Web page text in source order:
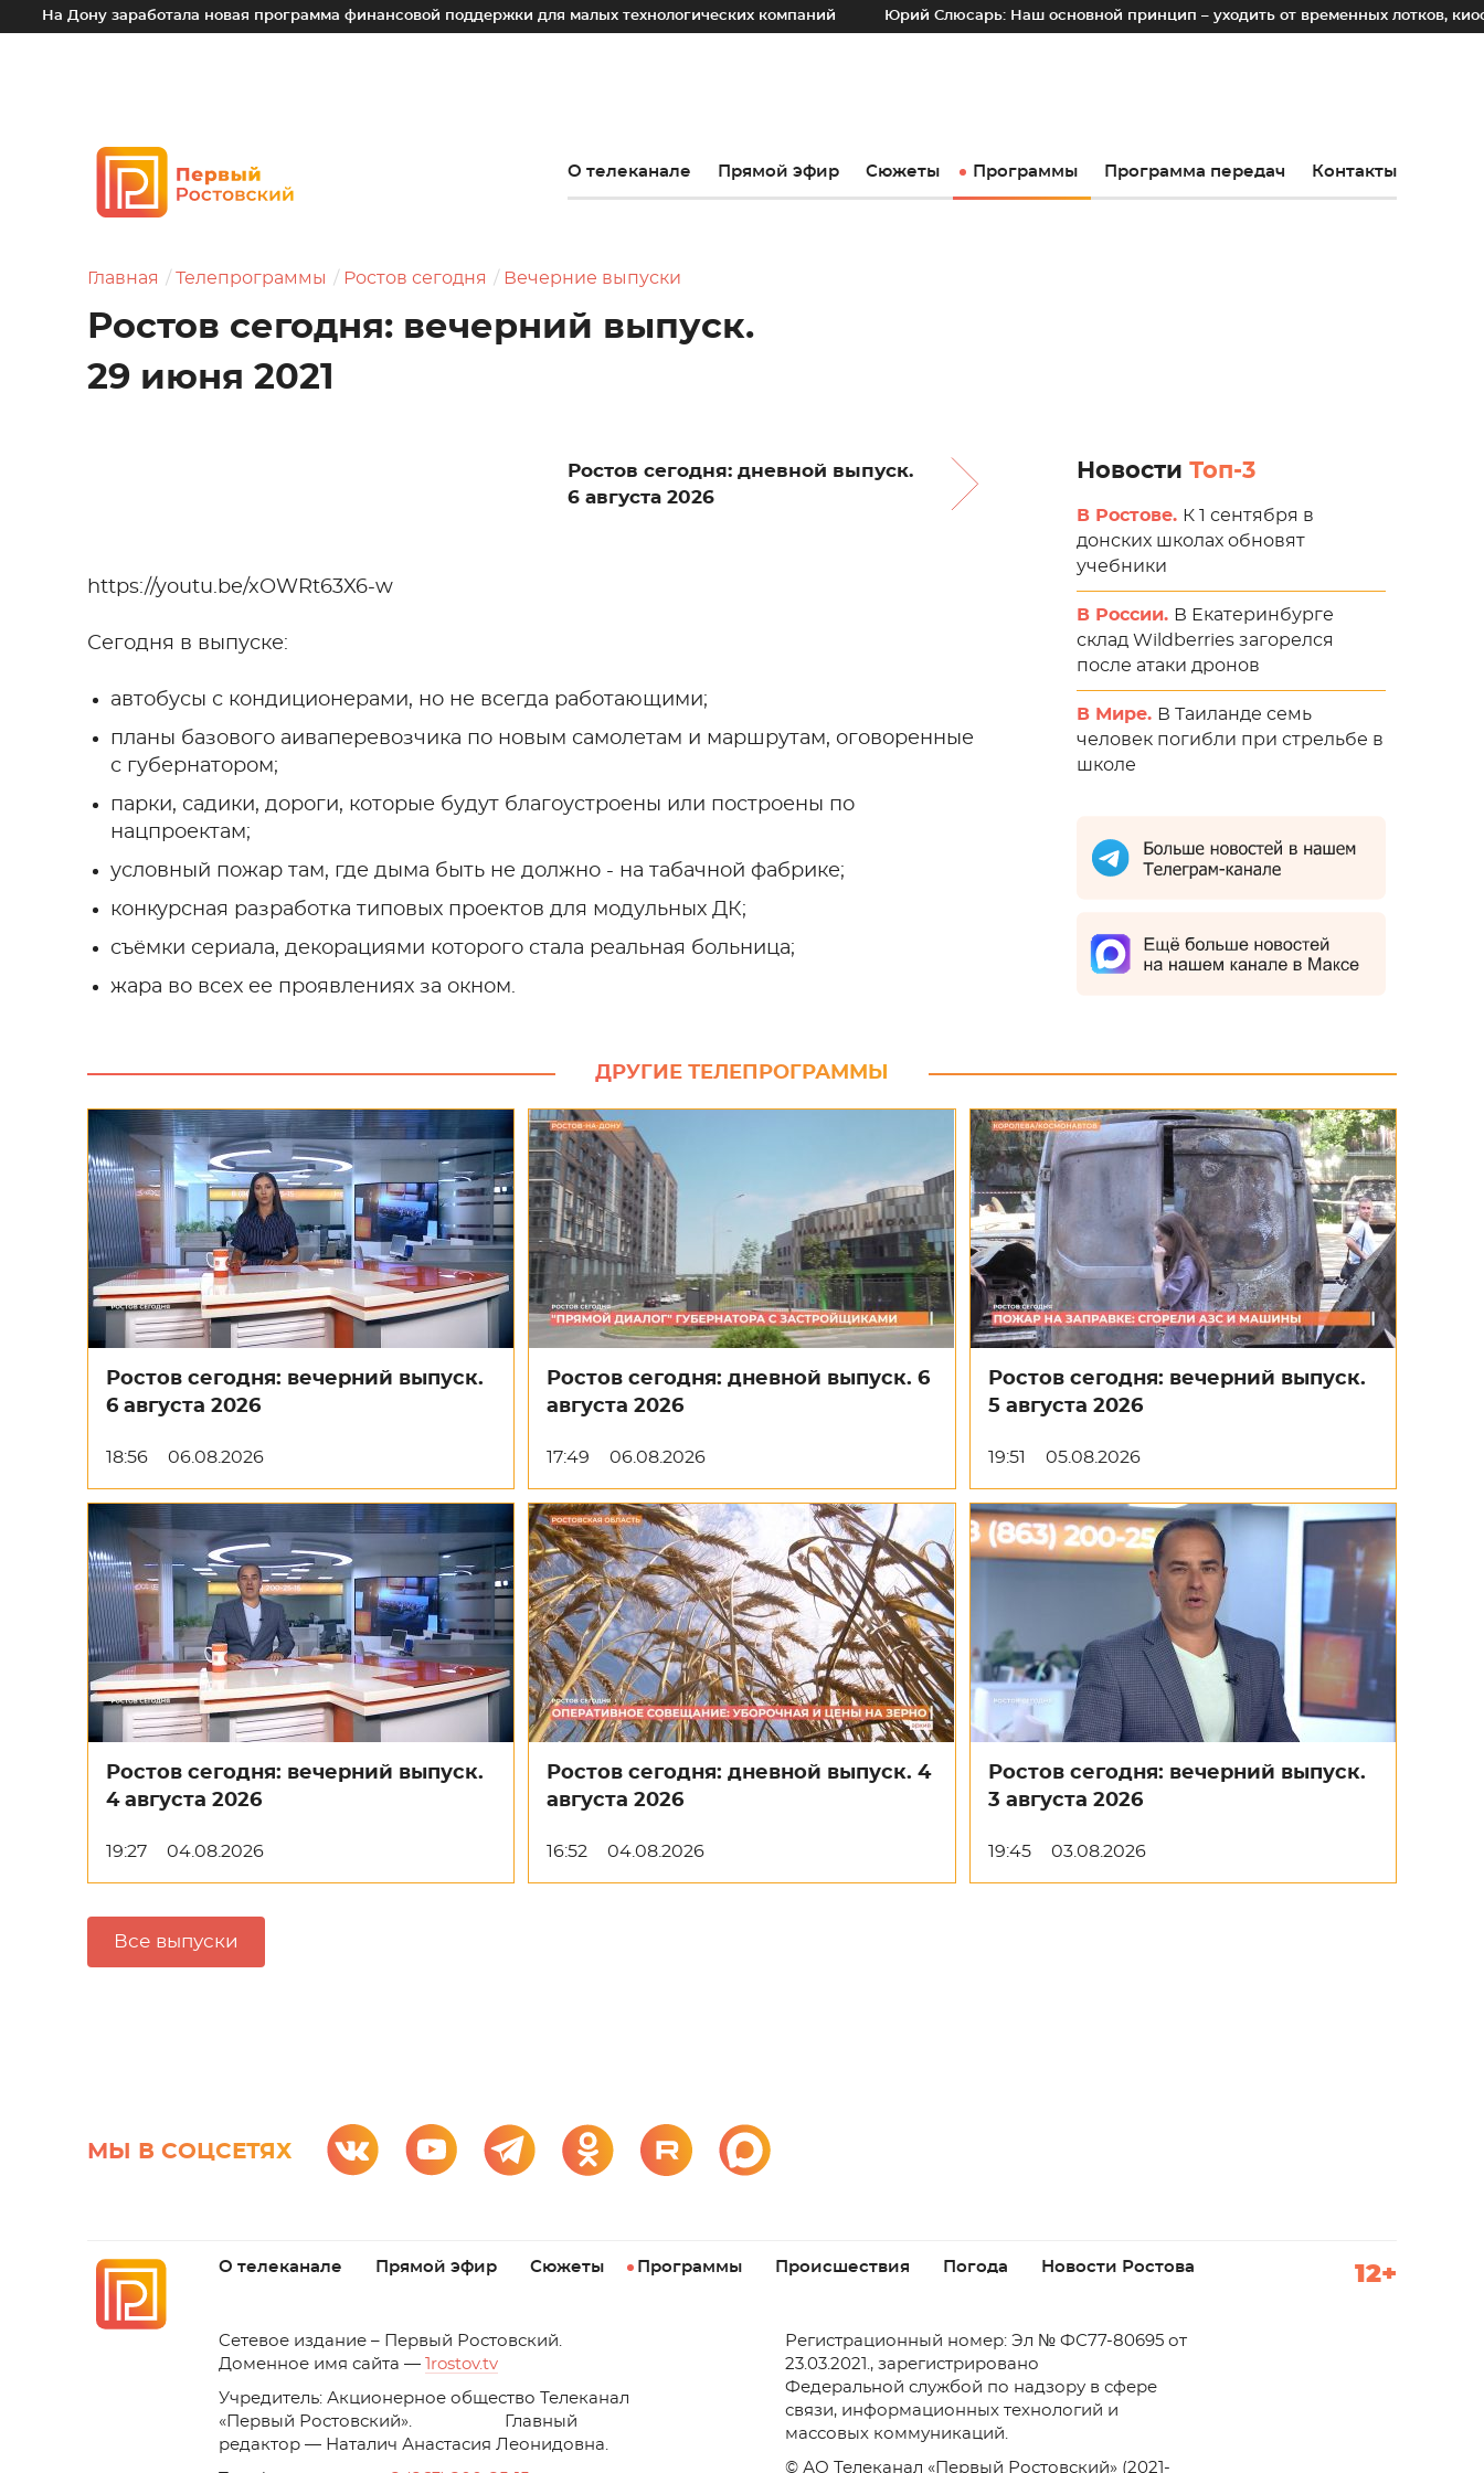
заработала новая программа финансовой поддержки для малых технологических компаний Юрий Слюсарь: Наш основной принцип – уходить от временных лотков, киосков и
О телеканале Прямой эфир Сюжеты Программы Программа передач Контакты
Главная Телепрограммы Ростов сегодня Вечерние выпуски
Ростов сегодня: вечерний выпуск.
29 июня 2021
Ростов сегодня: дневной выпуск.
6 августа 2026
https://youtu.be/xOWRt63X6-w
Сегодня в выпуске:
автобусы с кондиционерами, но не всегда работающими;
планы базового аиваперевозчика по новым самолетам и маршрутам, оговоренные
с губернатором;
парки, садики, дороги, которые будут благоустроены или построены по
нацпроектам;
условный пожар там, где дыма быть не должно - на табачной фабрике;
конкурсная разработка типовых проектов для модульных ДК;
съёмки сериала, декорациями которого стала реальная больница;
жара во всех ее проявлениях за окном.
Новости Топ-3
В Ростове. К 1 сентября в
донских школах обновят
учебники
В России. В Екатеринбурге
склад Wildberries загорелся
после атаки дронов
В Мире. В Таиланде семь
человек погибли при стрельбе в
школе
ДРУГИЕ ТЕЛЕПРОГРАММЫ
Ростов сегодня: вечерний выпуск.
6 августа 2026
18:56 06.08.2026
Ростов сегодня: дневной выпуск. 6
августа 2026
17:49 06.08.2026
Ростов сегодня: вечерний выпуск.
5 августа 2026
19:51 05.08.2026
Ростов сегодня: вечерний выпуск.
4 августа 2026
19:27 04.08.2026
Ростов сегодня: дневной выпуск. 4
августа 2026
16:52 04.08.2026
Ростов сегодня: вечерний выпуск.
3 августа 2026
19:45 03.08.2026
Все выпуски
МЫ В СОЦСЕТЯХ
О телеканале Прямой эфир Сюжеты Программы Происшествия Погода Новости Ростова 12+
Cетевое издание – Первый Ростовский.
Доменное имя сайта —
1rostov.tv
Учредитель: Акционерное общество Телеканал
«Первый Ростовский». Главный
редактор — Наталич Анастасия Леонидовна.
Регистрационный номер: Эл № ФС77-80695 от
23.03.2021., зарегистрировано
Федеральной службой по надзору в сфере
связи, информационных технологий и
массовых коммуникаций.
© АО Телеканал «Первый Ростовский» (2021-